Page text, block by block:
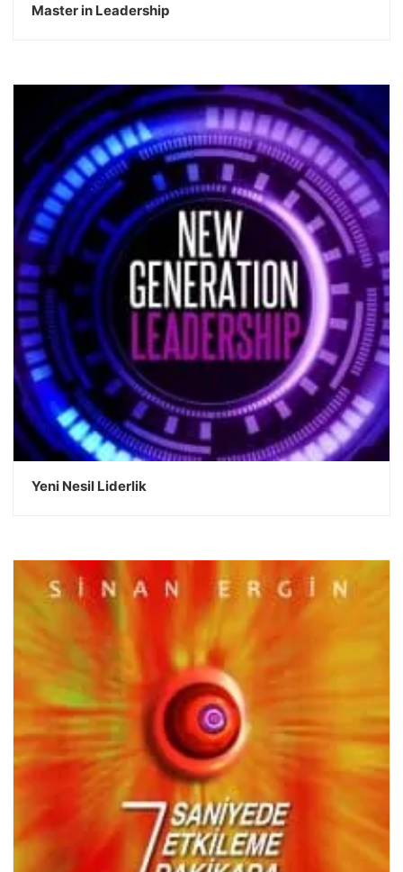
Master in Leadership
DEVAMINI OKU
Yeni Nesil Liderlik
DEVAMINI OKU